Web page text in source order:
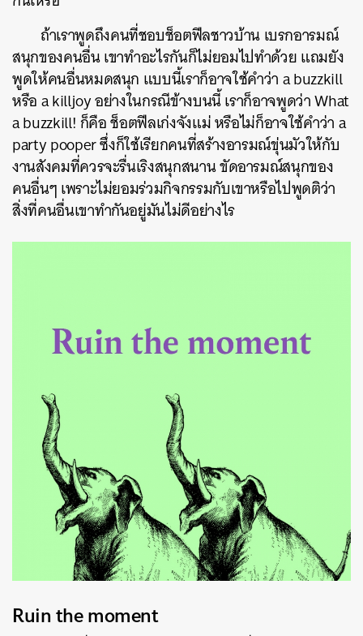
ถ้าเราพูดถึงคนที่ชอบช็อตฟีลชาวบ้าน เบรกอารมณ์
สนุกของคนอื่น เขาทำอะไรกันก็ไม่ยอมไปทำด้วย แถมยัง
พูดให้คนอื่นหมดสนุก แบบนี้เราก็อาจใช้คำว่า a buzzkill
หรือ a killjoy อย่างในกรณีข้างบนนี้ เราก็อาจพูดว่า What
a buzzkill! ก็คือ ช็อตฟีลเก่งจังแม่ หรือไม่ก็อาจใช้คำว่า a
party pooper ซึ่งก็ใช้เรียกคนที่สร้างอารมณ์ขุ่นมัวให้กับ
งานสังคมที่ควรจะรื่นเริงสนุกสนาน ขัดอารมณ์สนุกของ
คนอื่นๆ เพราะไม่ยอมร่วมกิจกรรมกับเขาหรือไปพูดติว่า
สิ่งที่คนอื่นเขาทำกันอยู่มันไม่ดีอย่างไร
Ruin the moment